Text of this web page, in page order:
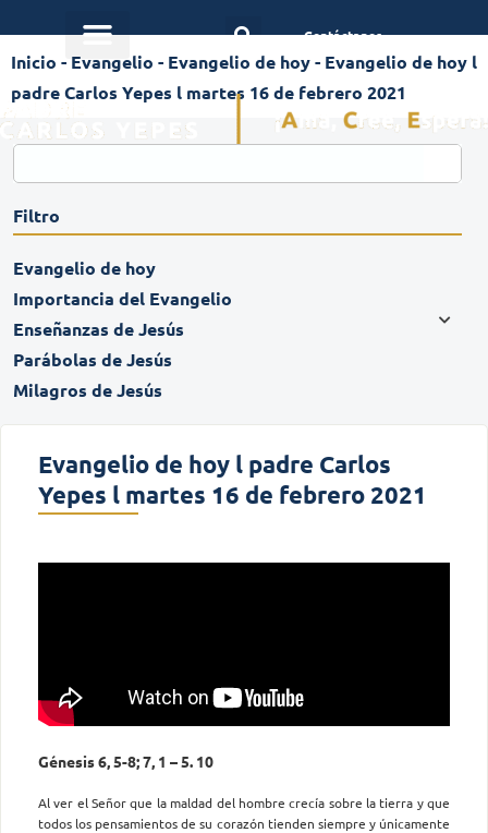
Contáctanos
Inicio - Evangelio - Evangelio de hoy- Evangelio de hoy l
padre Carlos Yepes l martes 16 de febrero 2021
Filtro
Evangelio de hoy
Importancia del Evangelio
Enseñanzas de Jesús
Parábolas de Jesús
Milagros de Jesús
Evangelio de hoy l padre Carlos
Yepes l martes 16 de febrero 2021
Génesis 6, 5-8; 7, 1 – 5. 10
Al ver el Señor que la maldad del hombre crecía sobre la tierra y que
todos los pensamientos de su corazón tienden siempre y únicamente